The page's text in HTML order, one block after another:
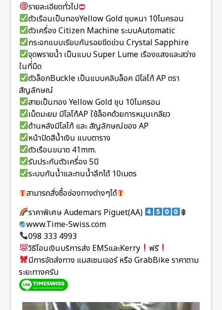
รายละเอียดทั่วไป
ตัวเรือนเป็นทองYellow Gold ชุบหนา 10ไมครอน
ตัวเครื่อง Citizen Machine ระบบAutomatic
กระจกแบบเรียบกันรอยขีดข่วน Crystal Sapphire
จุดพรายน้ำ เป็นแบบ Super Lume เรืองแสงและสว่าง
ในที่มืด
ตัวล็อกBuckle เป็นแบบคลิบล็อค มีโลโก้ AP ตรา
สัญลักษณ์
สายเป็นทอง Yellow Gold ชุบ 10ไมครอน
เม็ดมะยม มีโลโก้AP ใช้ล็อคด้วยการหมุนเกลียว
ด้านหลังมีโลโก้ และ สัญลักษณ์ของ AP
หน้าปัดสีน้ำเงิน แบบตาราง
ตัวเรือนขนาด 41mm.
รับประกันตัวเครื่อง 5ปี
ระบบกันน้ำและทนน้ำลึกได้ 10เมตร
สามารถสั่งซื้อช่องทางต่างๆได้
ราคาพิเศษ Audemars Piguet(AA)
฿
www.Time-Swiss.com
098 333 4993
วิธีโอนเงินบริการส่ง EMSและKerry
ฟรี
มีการจัดส่งทาง แมสเซนเจอร์ หรือ GrabBike ราคาตาม
ระยะทางครับ